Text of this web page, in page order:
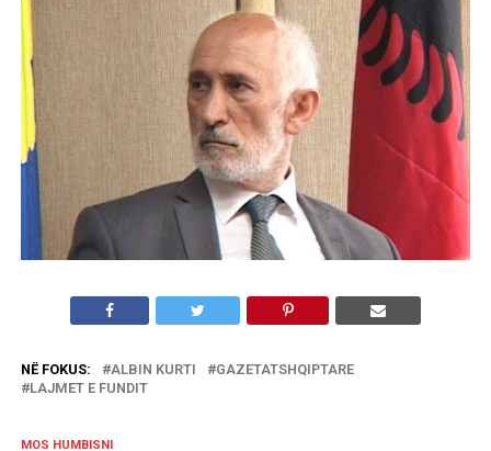
NË FOKUS: ALBIN KURTI
GAZETATSHQIPTARE
LAJMET E FUNDIT
MOS HUMBISNI